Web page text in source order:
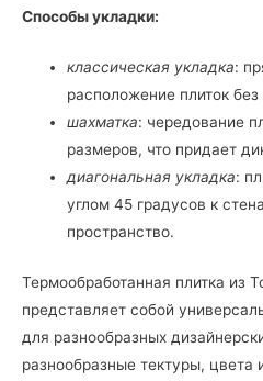
Способы укладки:
классическая укладка:
расположение плиток
шахматка: чередование
размеров, что придает
диагональная укладка:
углом 45 градусов к
пространство.
Термообработанная плитка из
представляет собой
для разнообразных
разнообразные тектуры,